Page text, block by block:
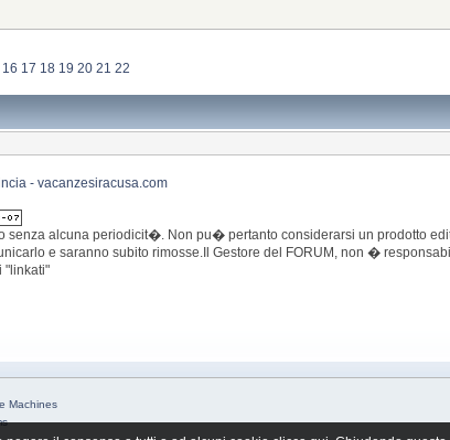
16 17 18 19 20 21 22
- vacanzesiracusa.com
alcuna periodicit�. Non pu� pertanto considerarsi un prodotto
e saranno subito rimosse.Il Gestore del FORUM, non �
"linkati"
Machines